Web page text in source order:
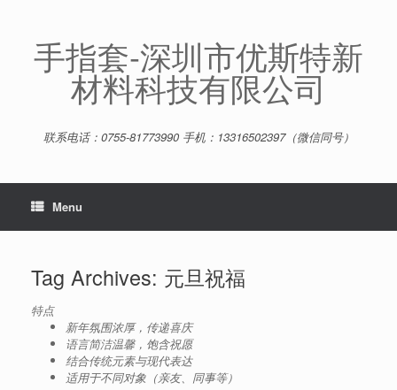
content手指套-深圳市优斯特新
材料科技有限公司
联系电话：0755-81773990 手机：13316502397（微信同号）
Menu
Tag Archives: 元旦祝福
特点
新年氛围浓厚，传递喜庆
语言简洁温馨，饱含祝愿
结合传统元素与现代表达
适用于不同对象（亲友、同事等）